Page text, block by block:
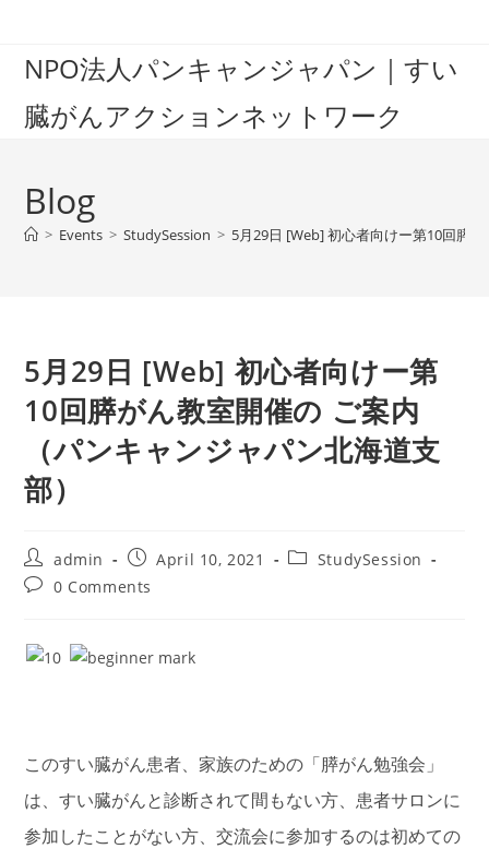
contentNPO法人パンキャンジャパン｜すい
臓がんアクションネットワーク
Blog
> Events > StudySession > 5月29日 [Web] 初心者向けー第10回膵
5月29日 [Web] 初心者向けー第
10回膵がん教室開催の ご案内
（パンキャンジャパン北海道支
部）
Post
author:
admin
Post
published:
April 10, 2021
PostStudySession
Post0 Comments
このすい臓がん患者、家族のための「膵がん勉強会」
は、すい臓がんと診断されて間もない方、患者サロンに
参加したことがない方、交流会に参加するのは初めての